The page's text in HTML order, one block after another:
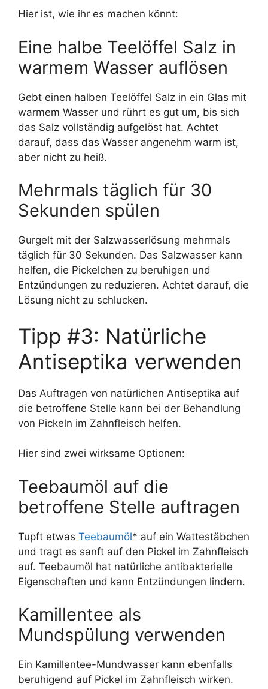
Hier ist, wie ihr es machen könnt:
Eine halbe Teelöffel Salz in
warmem Wasser auflösen
Gebt einen halben Teelöffel Salz in ein Glas mit
warmem Wasser und rührt es gut um, bis sich
das Salz vollständig aufgelöst hat. Achtet
darauf, dass das Wasser angenehm warm ist,
aber nicht zu heiß.
Mehrmals täglich für 30
Sekunden spülen
Gurgelt mit der Salzwasserlösung mehrmals
täglich für 30 Sekunden. Das Salzwasser kann
helfen, die Pickelchen zu beruhigen und
Entzündungen zu reduzieren. Achtet darauf, die
Lösung nicht zu schlucken.
Tipp #3: Natürliche
Antiseptika verwenden
Das Auftragen von natürlichen Antiseptika auf
die betroffene Stelle kann bei der Behandlung
von Pickeln im Zahnfleisch helfen.
Hier sind zwei wirksame Optionen:
Teebaumöl auf die
betroffene Stelle auftragen
Tupft etwas Teebaumöl* auf ein Wattestäbchen
und tragt es sanft auf den Pickel im Zahnfleisch
auf. Teebaumöl hat natürliche antibakterielle
Eigenschaften und kann Entzündungen lindern.
Kamillentee als
Mundspülung verwenden
Ein Kamillentee-Mundwasser kann ebenfalls
beruhigend auf Pickel im Zahnfleisch wirken.